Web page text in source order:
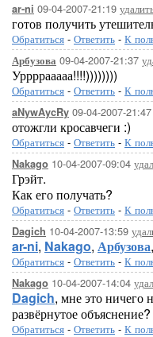
ar-ni 09-04-2007-21:19
готов получить
Обратиться - Ответить - К
Арбузова 09-04-2007-21:37
Уррррааааа!!!!))))))))
Обратиться - Ответить - К
aNywAycRy 09-04-2007-21:47
отожгли кросавчеги :)
Обратиться - Ответить - К
Nakago 10-04-2007-09:04
Грэйт.
Как его получать?
Обратиться - Ответить - К
Dagich 10-04-2007-13:59
ar-ni, Nakago, Арбузова
Обратиться - Ответить - К
Nakago 10-04-2007-14:04
Dagich, мне это ничего
развёрнутое объяснение?
Обратиться - Ответить - К